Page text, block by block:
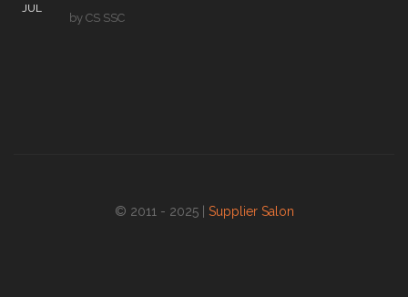
JUL
by CS SSC
© 2011 - 2025 | Supplier Salon